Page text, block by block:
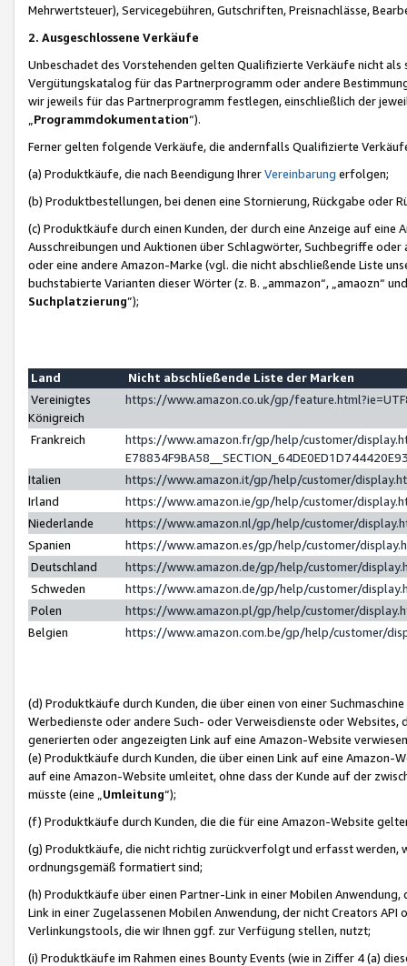
Mehrwertsteuer), Servicegebühren, Gutschriften, Preisnachlässe,
2. Ausgeschlossene Verkäufe
Unbeschadet des Vorstehenden gelten Qualifizierte Verkäufe nicht
Vergütungskatalog für das Partnerprogramm oder andere
wir jeweils für das Partnerprogramm festlegen, einschließlich der
Programmdokumentation“).
Ferner gelten folgende Verkäufe, die andernfalls Qualifizierte
(a) Produktkäufe, die nach Beendigung IhrerVereinbarung erfolgen;
(b) Produktbestellungen, bei denen eine Stornierung, Rückgabe oder
(c) Produktkäufe durch einen Kunden, der durch eine Anzeige auf
Ausschreibungen und Auktionen über Schlagwörter, Suchbegriffe
oder eine andere Amazon-Marke (vgl. die nicht abschließende Liste
buchstabierte Varianten dieser Wörter (z. B. „ammazon“, „amaozn“
Suchplatzierung”);
Land
Nicht abschließende Liste der Marken
Vereinigtes
Königreich
https://www.amazon.co.uk/gp/
Frankreich
https://www.amazon.fr/gp/help/customer/
Italien
https://www.amazon.it/gp/help/customer/
Irland
https://www.amazon.ie/gp/help/customer/
Niederlande
https://www.amazon.nl/gp/help/customer/
Spanien
https://www.amazon.es/gp/help/customer/
Deutschland
https://www.amazon.de/gp/help/customer/
Schweden
https://www.amazon.de/gp/help/customer/
Polen
https://www.amazon.pl/gp/help/customer/
Belgien
https://www.amazon.com.be/gp/help/customer/
(d) Produktkäufe durch Kunden, die über einen von einer
Werbedienste oder andere Such- oder Verweisdienste oder Websites,
generierten oder angezeigten Link auf eine Amazon-Website
(e) Produktkäufe durch Kunden, die über einen Link auf eine
auf eine Amazon-Website umleitet, ohne dass der Kunde auf der
müsste (eine „ Umleitung“);
(f) Produktkäufe durch Kunden, die die für eine Amazon-Website
(g) Produktkäufe, die nicht richtig zurückverfolgt und erfasst werden,
ordnungsgemäß formatiert sind;
(h) Produktkäufe über einen Partner-Link in einer Mobilen
Link in einer Zugelassenen Mobilen Anwendung, der nicht Creators
Verlinkungstools, die wir Ihnen ggf. zur Verfügung stellen, nutzt;
(i) Produktkäufe im Rahmen eines Bounty Events (wie in Ziffer 4 (a)